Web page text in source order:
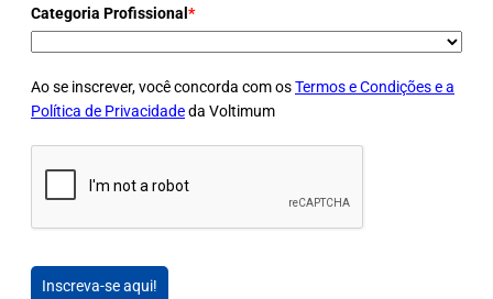
Categoria Profissional *
Ao se inscrever, você concorda com osTermos e Condições e a
Política de Privacidadeda Voltimum
Inscreva-se aqui!